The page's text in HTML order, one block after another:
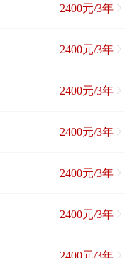
2400元/3年
2400元/3年
2400元/3年
2400元/3年
2400元/3年
2400元/3年
2400元/3年